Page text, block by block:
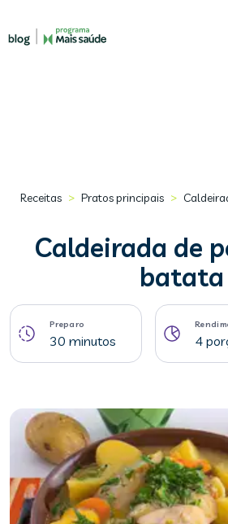
Receitas > Pratos principais >
Caldeirada de
batata
Preparo
30 minutos 4